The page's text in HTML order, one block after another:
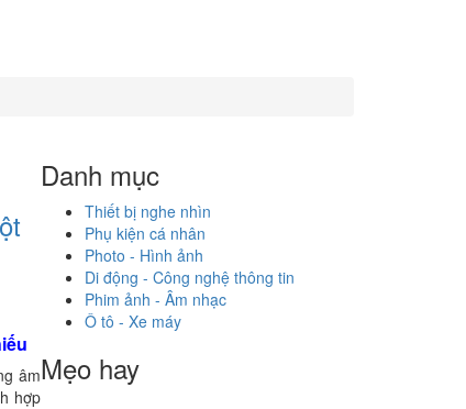
âm
hợp
Danh mục
Thiết bị nghe nhìn
Phụ kiện cá nhân
Photo - Hình ảnh
Di động - Công nghệ thông tin
Phim ảnh - Âm nhạc
Ô tô - Xe máy
Mẹo hay